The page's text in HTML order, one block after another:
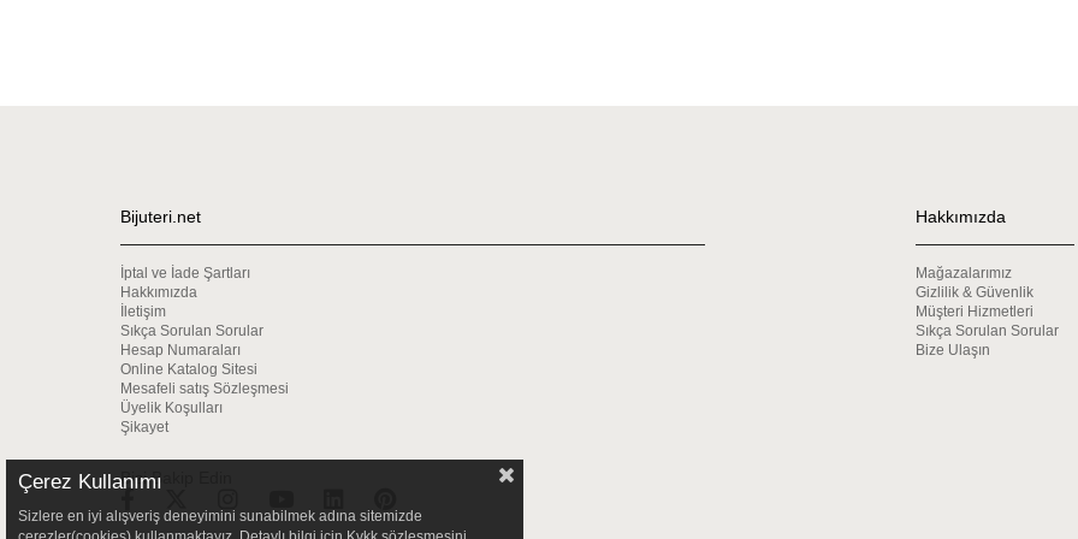
Bijuteri.net
İptal ve İade Şartları
Hakkımızda
İletişim
Sıkça Sorulan Sorular
Hesap Numaraları
Online Katalog Sitesi
Mesafeli satış Sözleşmesi
Üyelik Koşulları
Şikayet
Bizi Bakip Edin
Hakkımızda
Mağazalarımız
Gizlilik & Güvenlik
Müşteri Hizmetleri
Sıkça Sorulan Sorular
Bize Ulaşın
Çerez Kullanımı
Sizlere en iyi alışveriş deneyimini sunabilmek adına sitemizde